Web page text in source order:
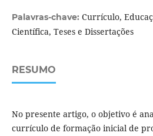
Palavras-chave: Currículo,
Científica, Teses e Dissertações
RESUMO
No presente artigo, o objetivo é
currículo de formação inicial de